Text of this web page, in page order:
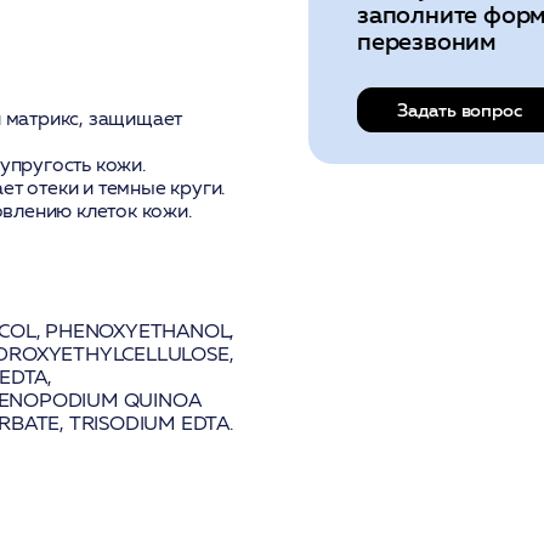
защищает
кожи.
отеки и темные круги.
клеток кожи.
PHENOXYETHANOL,
QUINOA
TRISODIUM EDTA.
заполните
перезвоним
Задать вопрос